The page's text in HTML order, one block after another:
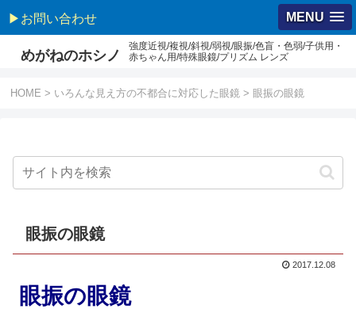
MENU
▶お問い合わせ
強度近視/複視/斜視/弱視/眼振/色盲・色弱/子供用・
赤ちゃん用/特殊眼鏡/プリズム レンズ
めがねのホシノ
HOME > いろんな見え方の不都合に対応した眼鏡 > 眼振の眼鏡
眼振の眼鏡
2017.12.08
眼振の眼鏡